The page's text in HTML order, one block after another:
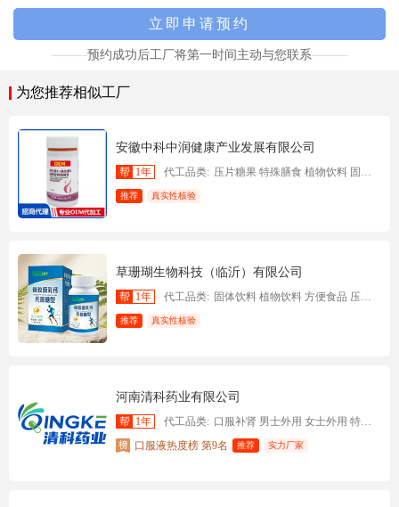
速度力量类；恢复类；
片剂，粉剂，颗粒剂
方便食品系列
片剂、粉剂、固体饮料、液体饮品、颗粒剂、各种养生食品等。
实力保障：标准化车间，自动化生产，品质稳定可靠。
效率优先：成熟供应链，快速响应，缩短上市周期。
服务贴心：一对一服务，全程跟进，省心省力。
合作共赢：灵活的合作模式，助力您的品牌快速成长。
预约成功后工厂将第一时间主动与您联系
为您推荐相似工厂
安徽中科中润健康产业发展有限公司
帮 1年 代工品类: 压片糖果 特殊膳食 植物饮料 固体饮料 代用茶 膏滋 口服液
推荐 真实性核验
草珊瑚生物科技（临沂）有限公司
帮 1年 代工品类: 固体饮料 植物饮料 方便食品 压片糖果 凝胶糖果 特殊膳食食品
推荐 真实性核验
河南清科药业有限公司
帮 1年 代工品类: 口服补肾 男士外用 女士外用 特膳蓝帽
口服液热度榜 第9名
推荐 实力厂家